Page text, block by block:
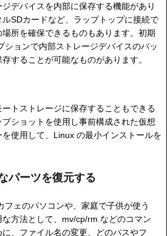
デバイスを内部に保存する機能があり
SDカードなど、ラップトップに接続で
所を確保できるものもあります。初期
ションで内部ストレージデバイスのバッ
することが可能なものがあります。
トストレージに保存することもできる
ショットを使用し事前構成された仮想
使用して、Linux の最小インストールを
パーツを復元する
フェのパソコンや、家庭で子供が使う
方法として、mv/cp/rm などのコマン
に、ファイル名の変更、どのパスやフ